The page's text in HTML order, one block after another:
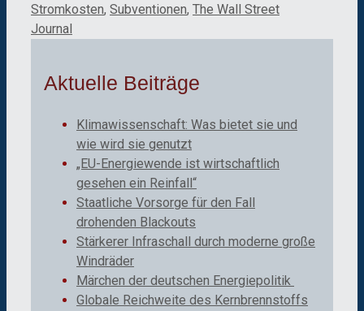
Stromkosten, Subventionen, The Wall Street
Journal
Aktuelle Beiträge
Klimawissenschaft: Was bietet sie und
wie wird sie genutzt
„EU-Energiewende ist wirtschaftlich
gesehen ein Reinfall“
Staatliche Vorsorge für den Fall
drohenden Blackouts
Stärkerer Infraschall durch moderne große
Windräder
Märchen der deutschen Energiepolitik
Globale Reichweite des Kernbrennstoffs